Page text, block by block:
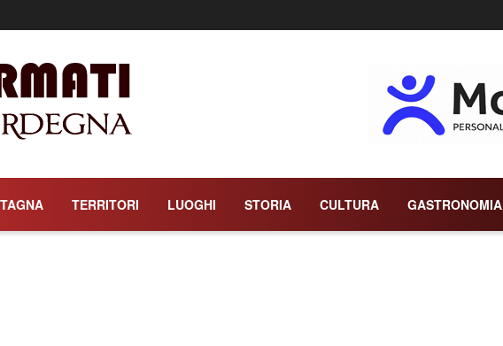
TERRITORI LUOGHI STORIA CULTURA GASTRONOMIA